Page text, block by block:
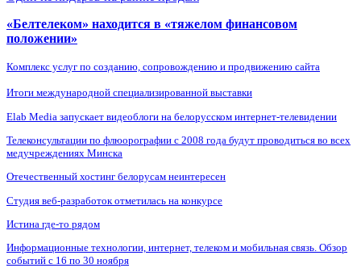
«Белтелеком» находится в «тяжелом финансовом
положении»
Комплекс услуг по созданию, сопровождению и продвижению сайта
Итоги международной специализированной выставки
Elab Media запускает видеоблоги на белорусском интернет-телевидении
Телеконсультации по флюорографии с 2008 года будут проводиться во всех
медучреждениях Минска
Отечественный хостинг белорусам неинтересен
Студия веб-разработок отметилась на конкурсе
Истина где-то рядом
Информационные технологии, интернет, телеком и мобильная связь. Обзор
событий с 16 по 30 ноября